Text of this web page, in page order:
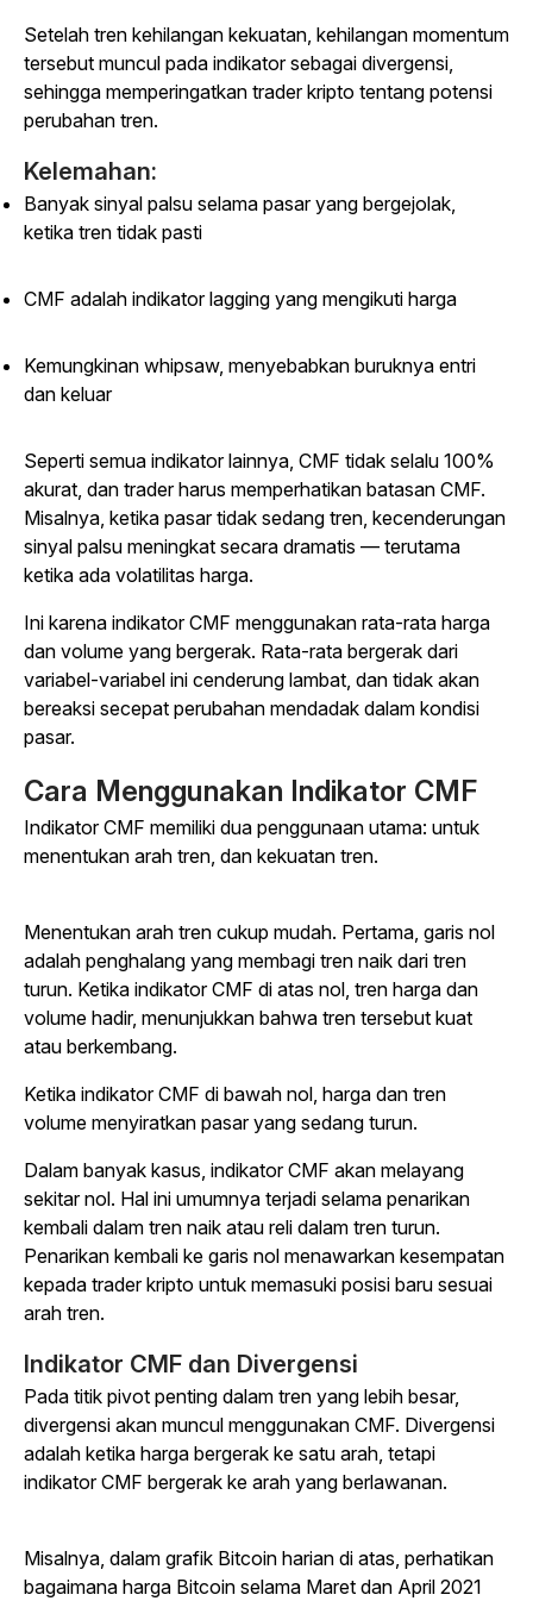
Setelah tren kehilangan kekuatan, kehilangan momentum
tersebut muncul pada indikator sebagai divergensi,
sehingga memperingatkan trader kripto tentang potensi
perubahan tren.
Kelemahan:
Banyak sinyal palsu selama pasar yang bergejolak,
ketika tren tidak pasti
CMF adalah indikator lagging yang mengikuti harga
Kemungkinan whipsaw, menyebabkan buruknya entri
dan keluar
Seperti semua indikator lainnya, CMF tidak selalu 100%
akurat, dan trader harus memperhatikan batasan CMF.
Misalnya, ketika pasar tidak sedang tren, kecenderungan
sinyal palsu meningkat secara dramatis — terutama
ketika ada volatilitas harga.
Ini karena indikator CMF menggunakan rata-rata harga
dan volume yang bergerak. Rata-rata bergerak dari
variabel-variabel ini cenderung lambat, dan tidak akan
bereaksi secepat perubahan mendadak dalam kondisi
pasar.
Cara Menggunakan Indikator CMF
Indikator CMF memiliki dua penggunaan utama: untuk
menentukan arah tren, dan kekuatan tren.
Menentukan arah tren cukup mudah. Pertama, garis nol
adalah penghalang yang membagi tren naik dari tren
turun. Ketika indikator CMF di atas nol, tren harga dan
volume hadir, menunjukkan bahwa tren tersebut kuat
atau berkembang.
Ketika indikator CMF di bawah nol, harga dan tren
volume menyiratkan pasar yang sedang turun.
Dalam banyak kasus, indikator CMF akan melayang
sekitar nol. Hal ini umumnya terjadi selama penarikan
kembali dalam tren naik atau reli dalam tren turun.
Penarikan kembali ke garis nol menawarkan kesempatan
kepada trader kripto untuk memasuki posisi baru sesuai
arah tren.
Indikator CMF dan Divergensi
Pada titik pivot penting dalam tren yang lebih besar,
divergensi akan muncul menggunakan CMF. Divergensi
adalah ketika harga bergerak ke satu arah, tetapi
indikator CMF bergerak ke arah yang berlawanan.
Misalnya, dalam grafik Bitcoin harian di atas, perhatikan
bagaimana harga Bitcoin selama Maret dan April 2021